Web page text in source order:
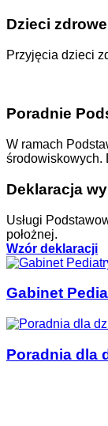
Dzieci zdrowe
Przyjęcia dzieci
Poradnie
W ramach
środowiskowych.
Deklaracja
Usługi
położnej.
Wzór deklaracji
Gabinet
Poradnia dla